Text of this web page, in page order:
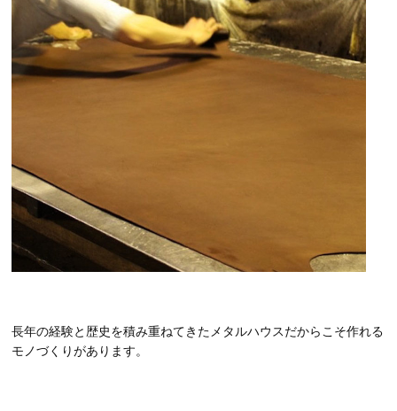
長年の経験と歴史を積み重ねてきたメタルハウスだからこそ作れる
モノづくりがあります。